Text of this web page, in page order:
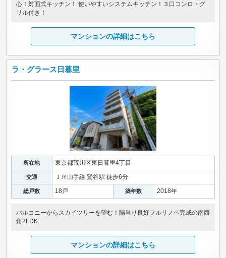
心！対面式キッチン！ 使いやすいシステムキッチン！３口コンロ・グ
リル付き！
マンションの詳細はこちら
ラ・グラース日暮里
所在地 東京都荒川区東日暮里4丁目
交通 ＪＲ山手線 鶯谷駅 徒歩6分
総戸数 18戸 築年数 2018年
バルコニーからスカイツリーを望む！陽当り良好フルリノベ完成の南西
角2LDK
マンションの詳細はこちら